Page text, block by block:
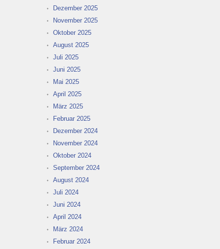
Dezember 2025
November 2025
Oktober 2025
August 2025
Juli 2025
Juni 2025
Mai 2025
April 2025
März 2025
Februar 2025
Dezember 2024
November 2024
Oktober 2024
September 2024
August 2024
Juli 2024
Juni 2024
April 2024
März 2024
Februar 2024